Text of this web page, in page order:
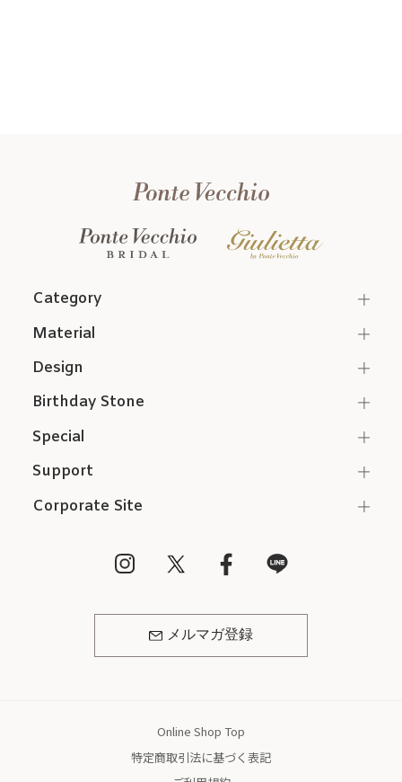
Category
Support
Corporate Site
メルマガ登録
Material
Design
Birthday Stone
Special
Online Shop Top
特定商取引法に基づく表記